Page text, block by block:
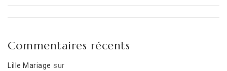
Commentaires récents
Lille Mariage sur